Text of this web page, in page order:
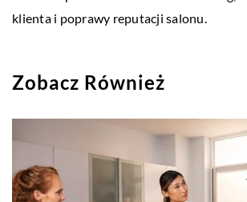
klienta i poprawy reputacji salonu.
Zobacz Również